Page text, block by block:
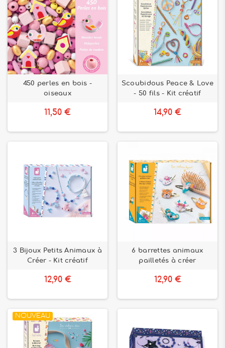
450 perles en bois -
oiseaux
11,50 €
Scoubidous Peace & Love
- 50 fils - Kit créatif
14,90 €
3 Bijoux Petits Animaux à
Créer - Kit créatif
12,90 €
6 barrettes animaux
pailletés à créer
12,90 €
NOUVEAU